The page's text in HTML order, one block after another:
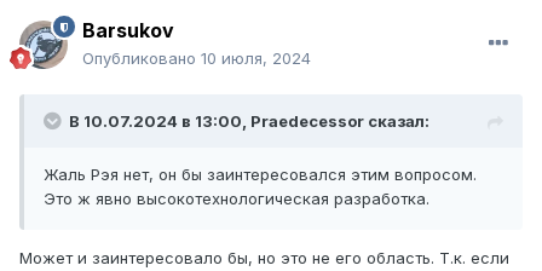
Barsukov
Опубликовано 10 июля, 2024
В 10.07.2024 в 13:00, Praedecessor сказал:
Жаль Рэя нет, он бы заинтересовался этим вопросом.
Это ж явно высокотехнологическая разработка.
Может и заинтересовало бы, но это не его область. Т.к. если